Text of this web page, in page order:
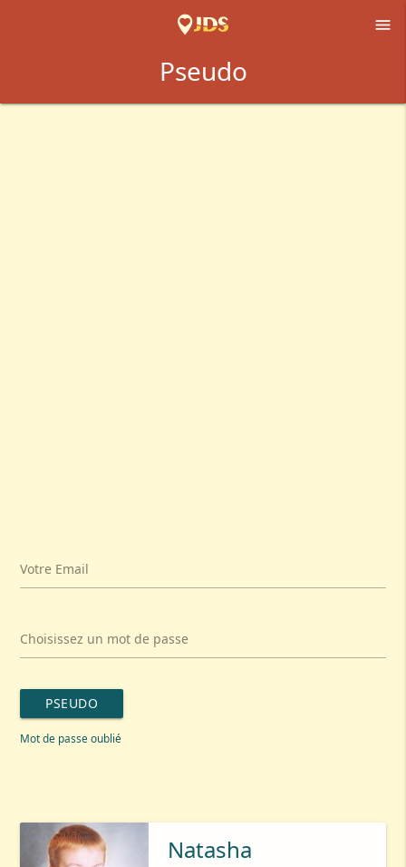

Pseudo
Votre Email
Choisissez un mot de passe
PSEUDO
Mot de passe oublié
Natasha